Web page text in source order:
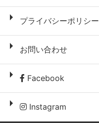
プライバシーポリシー
お問い合わせ
Facebook
Instagram